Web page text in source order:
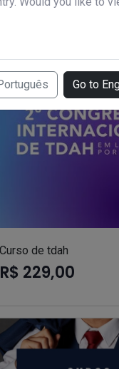
Go to
Curso de tdah
R$ 229,00